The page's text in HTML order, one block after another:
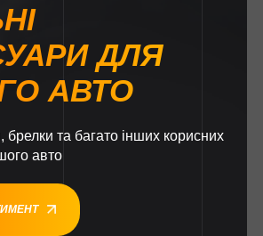
ДЛЯ
АВТО
та багато інших корисних
авто